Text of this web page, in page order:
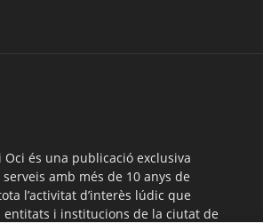
Oci és una publicació exclusiva
amb més de 10 anys de
l’activitat d’interès lúdic que
i institucions de la ciutat de